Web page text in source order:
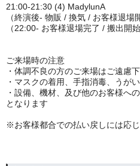
21:00-21:30 (4) MadylunA
（終演後- 物販 / 換気 / お客様退場
（22:00- お客様退場完了 / 搬出開始
ご来場時の注意
・体調不良の方のご来場はご遠慮
・マスクの着用、手指消毒、
うが
・設備、機材、及び他のお客様へ
となります
※お客様都合での払い戻しには応